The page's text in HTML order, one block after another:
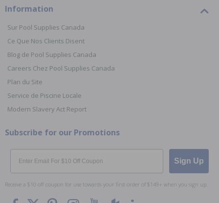
Information
Sur Pool Supplies Canada
Ce Que Nos Clients Disent
Blog de Pool Supplies Canada
Careers Chez Pool Supplies Canada
Plan du Site
Service de Piscine Locale
Modern Slavery Act Report
Subscribe for our Promotions
Email
Sign Up
Receive a $10 off coupon for use towards your first order of $149+ when you sign up.